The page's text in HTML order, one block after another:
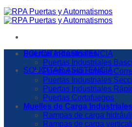
SOLICITAR ASISTENCIA
SOLICITAR ASISTENCIA
Puertas Industriales
Puertas Industriales
Puertas Industriales
Puertas Industriales
Puertas Industriales
Puertas Cortafuegos
Muelles de Carga Industriales
Rampas de carga
Rampas de carga